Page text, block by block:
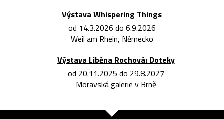
Výstava Whispering Things
od 14.3.2026 do 6.9.2026
Weil am Rhein, Německo
Výstava Liběna Rochová: Doteky
od 20.11.2025 do 29.8.2027
Moravská galerie v Brně